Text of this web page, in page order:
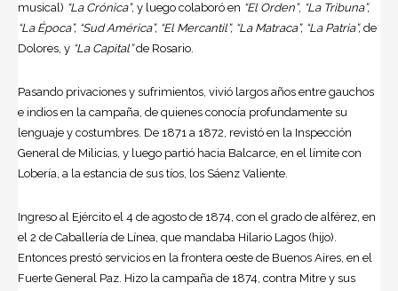
musical) “La Crónica”, y luego colaboró en “El Orden”, “La Tribuna”,
“La Época”, “Sud América”, “El Mercantil”, “La Matraca”, “La Patria”, de
Dolores, y “La Capital”de Rosario.
Pasando privaciones y sufrimientos, vivió largos años entre gauchos
e indios en la campaña, de quienes conocía profundamente su
lenguaje y costumbres. De 1871 a 1872, revistó en la Inspección
General de Milicias, y luego partió hacia Balcarce, en el límite con
Lobería, a la estancia de sus tíos, los Sáenz Valiente.
Ingreso al Ejército el 4 de agosto de 1874, con el grado de alférez, en
el 2 de Caballería de Línea, que mandaba Hilario Lagos (hijo).
Entonces prestó servicios en la frontera oeste de Buenos Aires, en el
Fuerte General Paz. Hizo la campaña de 1874, contra Mitre y sus